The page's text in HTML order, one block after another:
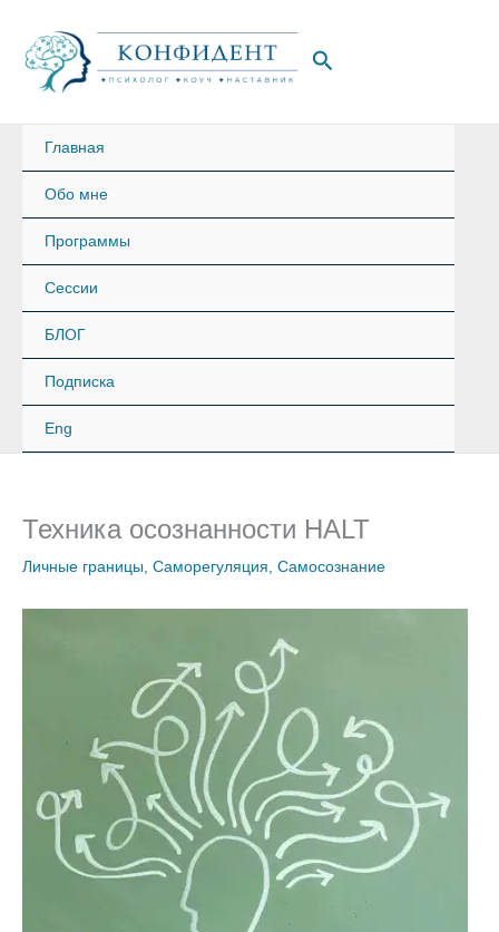
содержимому
Поиск
Главная
Обо мне
Программы
Сессии
БЛОГ
Подписка
Eng
Техника осознанности HALT
Личные границы, Саморегуляция, Самосознание